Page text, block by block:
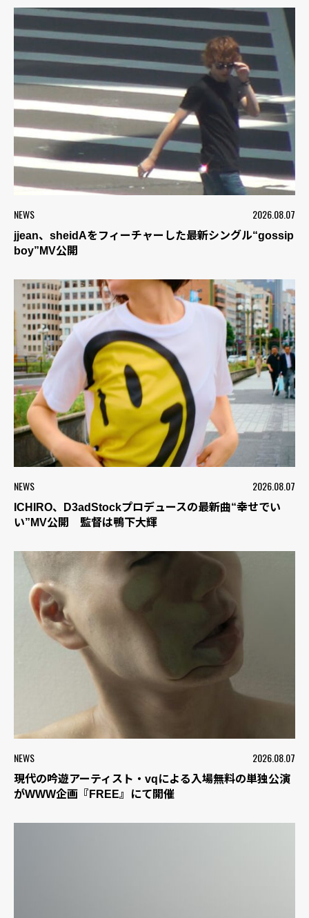
NEWS 2026.08.07
jjean、sheidAをフィーチャーした最新シングル“gossip
boy”MV公開
NEWS 2026.08.07
ICHIRO、D3adStockプロデュースの最新曲“幸せでい
い”MV公開 監督は鴨下大輝
NEWS 2026.08.07
現代の吟遊アーティスト・vqによる入場無料の単独公演
がWWW企画『FREE』にて開催